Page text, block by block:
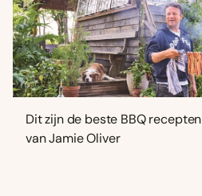
Dit zijn de beste BBQ recepten
van Jamie Oliver